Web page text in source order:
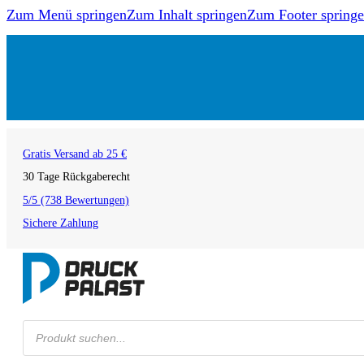
Zum Menü springenZum Inhalt springenZum Footer
Gratis Versand ab 25 €
30 Tage Rückgaberecht
5/5 (738 Bewertungen)
Sichere Zahlung
Products
search